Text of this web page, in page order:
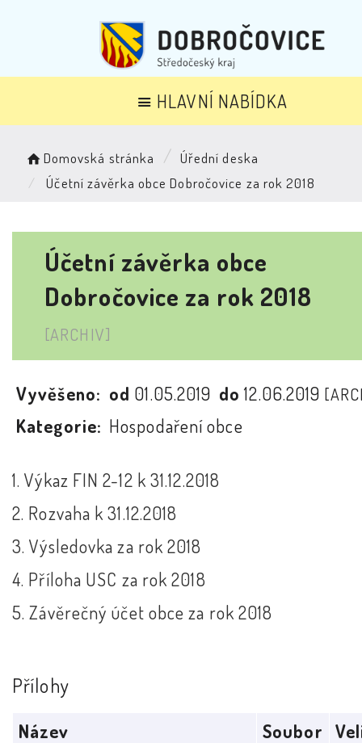
HLAVNÍ NABÍDKA
Domovská stránka
Úřední deska
Účetní závěrka obce Dobročovice za rok 2018
Účetní závěrka obce
Dobročovice za rok 2018
[ARCHIV]
Vyvěšeno: od 01.05.2019 do12.06.2019
Kategorie: Hospodaření obce
1. Výkaz FIN 2-12 k 31.12.2018
2. Rozvaha k 31.12.2018
3. Výsledovka za rok 2018
4. Příloha USC za rok 2018
5. Závěrečný účet obce za rok 2018
Přílohy
Název Soubor